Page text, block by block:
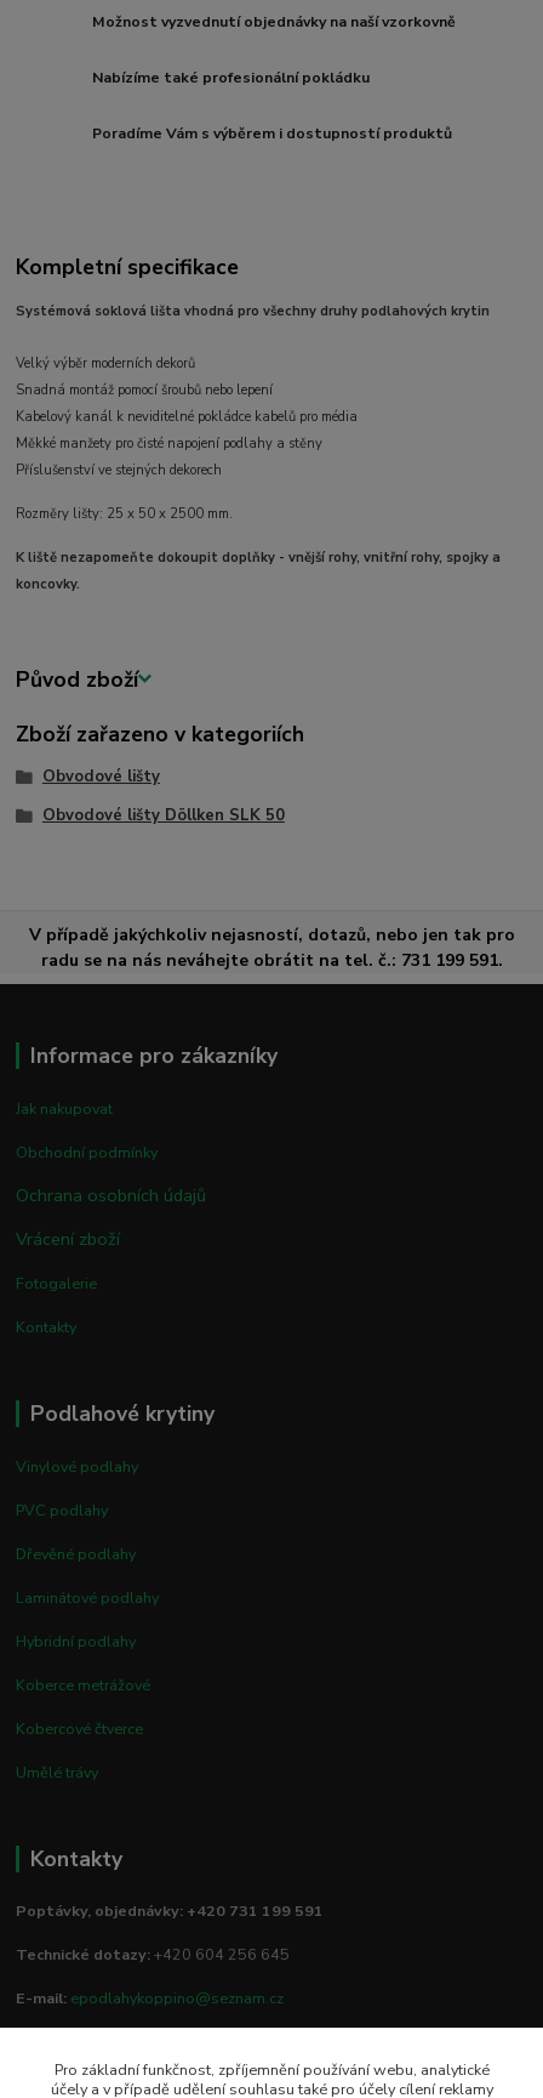
Možnost vyzvednutí objednávky na naší vzorkovně
Nabízíme také profesionální pokládku
Poradíme Vám s výběrem i dostupností produktů
Kompletní specifikace
Systémová soklová lišta vhodná pro všechny druhy podlahových krytin
Velký výběr moderních dekorů
Snadná montáž pomocí šroubů nebo lepení
Kabelový kanál k neviditelné pokládce kabelů pro média
Měkké manžety pro čisté napojení podlahy a stěny
Příslušenství ve stejných dekorech
Rozměry lišty: 25 x 50 x 2500 mm.
K liště nezapomeňte dokoupit doplňky - vnější rohy, vnitřní rohy, spojky a
koncovky.
Původ zboží
Zboží zařazeno v kategoriích
Obvodové lišty
Obvodové lišty Döllken SLK 50
V případě jakýchkoliv nejasností, dotazů, nebo jen tak pro
radu se na nás neváhejte obrátit na tel. č.: 731 199 591.
Informace pro zákazníky
Jak nakupovat
Obchodní podmínky
Ochrana osobních údajů
Vrácení zboží
Fotogalerie
Kontakty
Podlahové krytiny
Vinylové podlahy
PVC podlahy
Dřevěné podlahy
Laminátové podlahy
Hybridní podlahy
Koberce metrážové
Kobercové čtverce
Umělé trávy
Kontakty
Poptávky, objednávky: +420 731 199 591
Technické dotazy:+420 604 256 645
E-mail: epodlahykoppino@seznam.cz
Prodejna/vzorkovna:
Pro základní funkčnost, zpříjemnění používání webu, analytické
účely a v případě udělení souhlasu také pro účely cílení reklamy